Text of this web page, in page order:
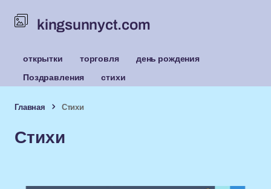
kingsunnyct.com
открытки торговля
день рождения
Поздравления
стихи
Главная Стихи
Стихи